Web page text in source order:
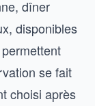
dîner
disponibles
se fait
choisi après